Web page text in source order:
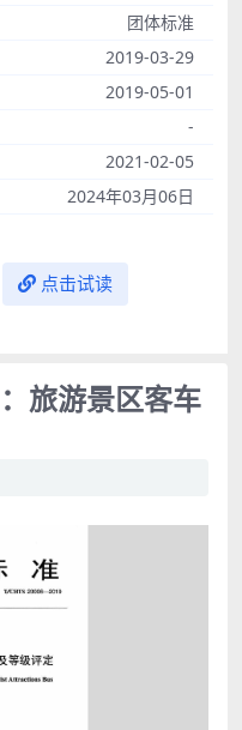
团体标准
2019-03-29
2019-05-01
-
2021-02-05
2024年03月06日
点击试读
旅游景区客车